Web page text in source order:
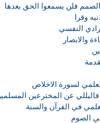
فلن يسمعوا الحق بعدها
وقرا
النفسي
والابصار
لسورة الاخلاص
عن المخترعين
في القرآن والسنة
الصوم